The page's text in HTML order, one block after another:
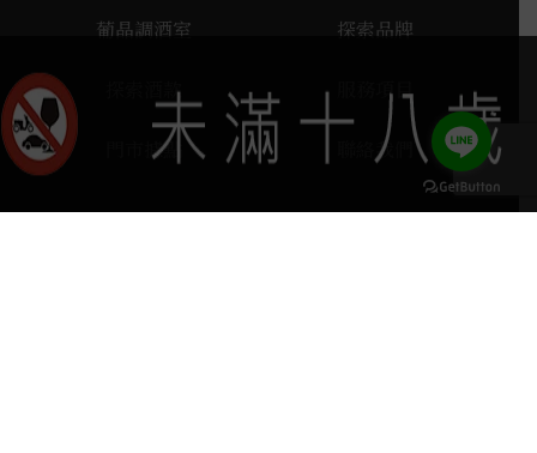
葡晶調酒室 探索品牌
探索酒款 服務項目
門市據點 聯絡我們